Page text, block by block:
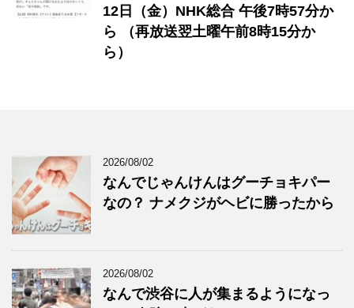
12日（金）NHK総合 午後7時57分か
ら （再放送翌土曜午前8時15分か
ら）
2026/08/02
なんでじゃんけんはグーチョキパー
なの？ ナメクジがヘビに勝ったから
2026/08/02
なんで渋谷に人が集まるようになっ